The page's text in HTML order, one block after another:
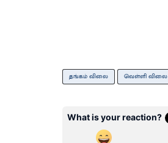
தங்கம் விலை வெள்ளி விலை